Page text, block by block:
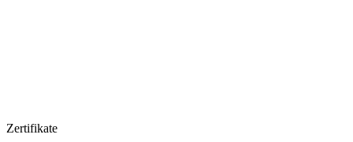
Zertifikate